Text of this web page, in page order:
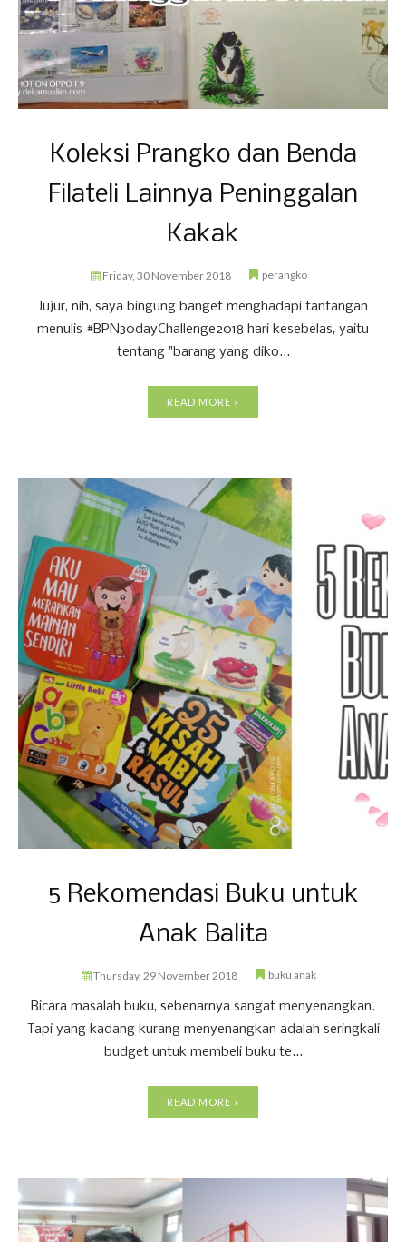
Koleksi Prangko dan Benda
Filateli Lainnya Peninggalan
Kakak
Friday, 30 November 2018 perangko
Jujur, nih, saya bingung banget menghadapi tantangan
menulis #BPN30dayChallenge2018 hari kesebelas, yaitu
tentang "barang yang diko...
READ MORE »
5 Rekomendasi Buku untuk
Anak Balita
Thursday, 29 November 2018 buku anak
Bicara masalah buku, sebenarnya sangat menyenangkan.
Tapi yang kadang kurang menyenangkan adalah seringkali
budget untuk membeli buku te...
READ MORE »